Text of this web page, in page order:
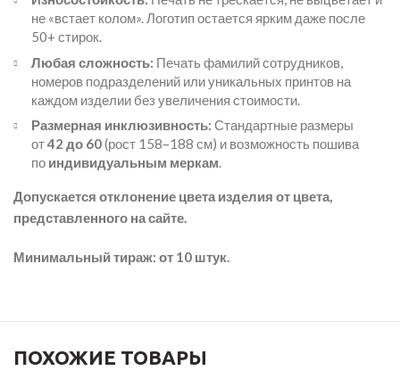
не «встает колом». Логотип остается ярким даже после
50+ стирок.
Любая сложность: Печать фамилий сотрудников,
номеров подразделений или уникальных принтов на
каждом изделии без увеличения стоимости.
Размерная инклюзивность: Стандартные размеры
от42 до 60(рост 158–188 см) и возможность пошива
по индивидуальным меркам.
Допускается отклонение цвета изделия от цвета,
представленного на сайте.
Минимальный тираж: от 10 штук.
ПОХОЖИЕ ТОВАРЫ